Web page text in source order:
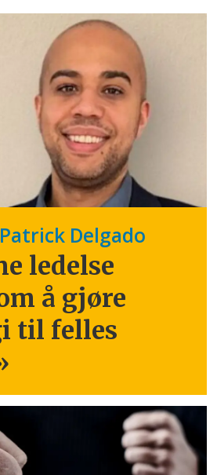
Delgado
ledelse
å gjøre
til felles